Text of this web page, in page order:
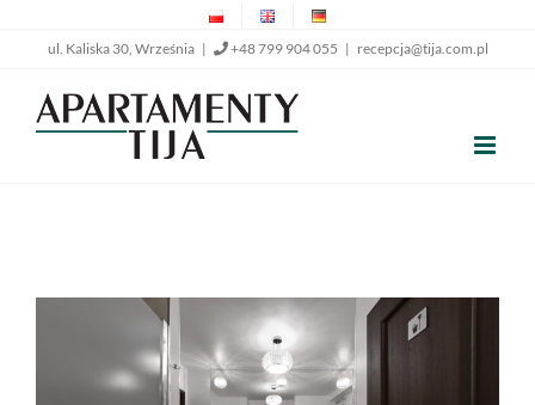
zawartości
ul. Kaliska 30, Września | +48 799 904 055 | recepcja@tija.com.pl